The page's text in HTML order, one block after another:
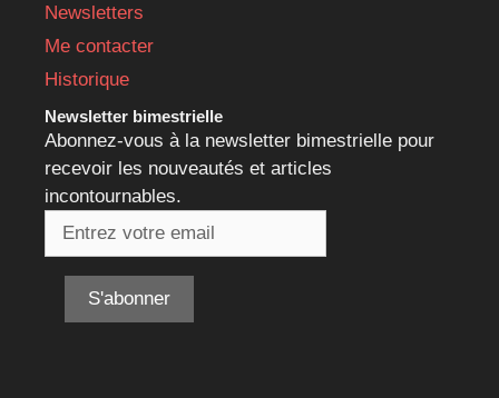
Newsletters
Me contacter
Historique
Newsletter bimestrielle
Abonnez-vous à la newsletter bimestrielle pour
recevoir les nouveautés et articles
incontournables.